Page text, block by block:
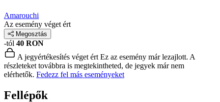
Amarouchi
Az esemény véget ért
Megosztás
-tól 40 RON
A jegyértékesítés véget ért Ez az esemény már lezajlott. A
részleteket továbbra is megtekintheted, de jegyek már nem
elérhetők. Fedezz fel más eseményeket
Fellépők